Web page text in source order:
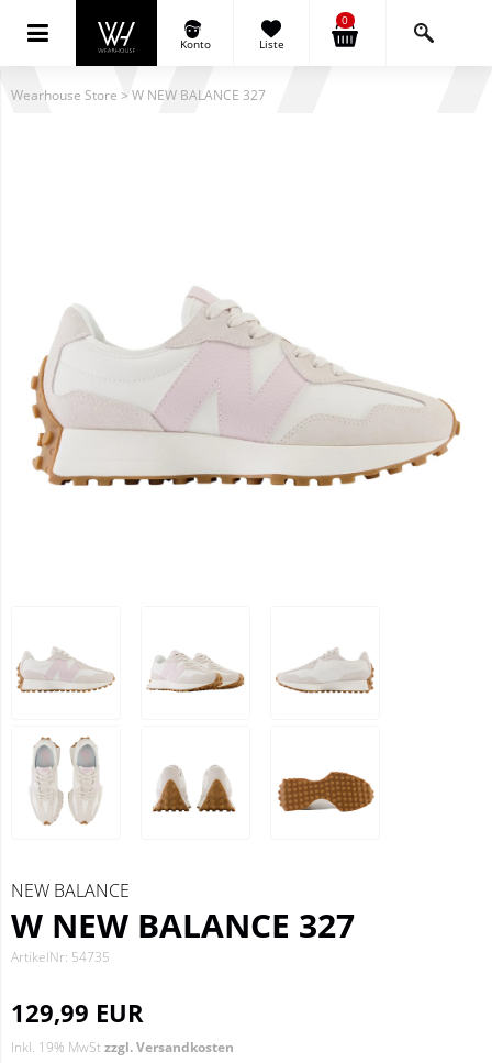
Konto Liste
0
Wearhouse Store > W NEW BALANCE 327
NEW BALANCE
W NEW BALANCE 327
ArtikelNr: 54735
129,99 EUR
Inkl. 19% MwStzzgl. Versandkosten